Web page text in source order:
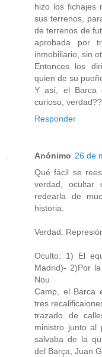
hizo los fichajes
sus terrenos,
de terrenos de
aprobada por
inmobiliario, sin
Entonces los
quien de su
Y así, el Barca
curioso,
Responder
Anónimo 26 de
Qué fácil se
verdad, ocultar
redearla de
historia.
Verdad:
Oculto: 1) El
Madrid)- 2)Por
Nou
Camp, el Barca
tres
trazado de
ministro junto al
salvaba de la
del Barça, Juan